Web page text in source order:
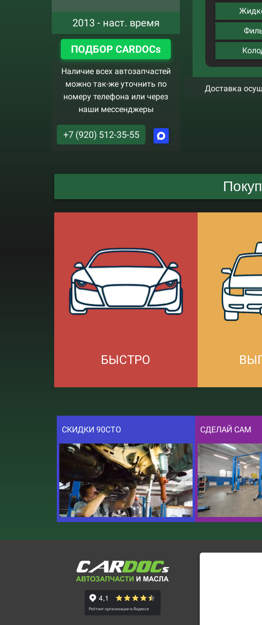
2013 - наст. время
ПОДБОР CARDOCs
Наличие всех автозапчастей
можно так-же уточнить по
номеру телефона или через
наши мессенджеры
+7 (920) 512-35-55
Доставка
БЫСТРО
СКИДКИ 90СТО СДЕЛАЙ САМ